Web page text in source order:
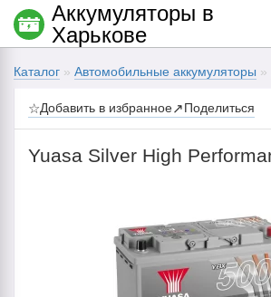
Каталог » Автомобильные аккумуляторы »
☆Добавить в избранное↗Поделиться
Yuasa Silver High
Аккумуляторы в
Харькове